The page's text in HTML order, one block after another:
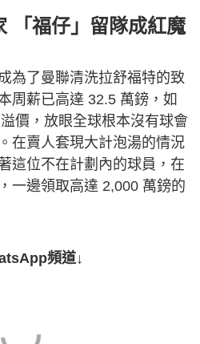
「福仔」留隊成紅魔
為了曼聯清洗拉舒福特的致
周薪已高達 32.5 萬鎊，如
價，放眼全球根本沒有球會
在賣人套現大計泡湯的情況
這位不在計劃內的球員，在
一邊領取高達 2,000 萬鎊的
頻道↓